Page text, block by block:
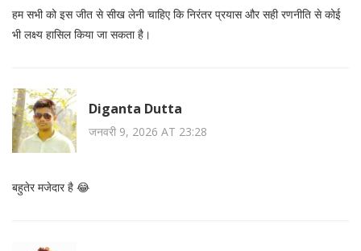
हम सभी को इस जीत से सीख लेनी चाहिए कि निरंतर प्रयास और सही रणनीति से कोई
भी लक्ष्य हासिल किया जा सकता है।
Diganta Dutta
जनवरी 9, 2026 AT 23:28
बहुतेर मजेदार है 😂